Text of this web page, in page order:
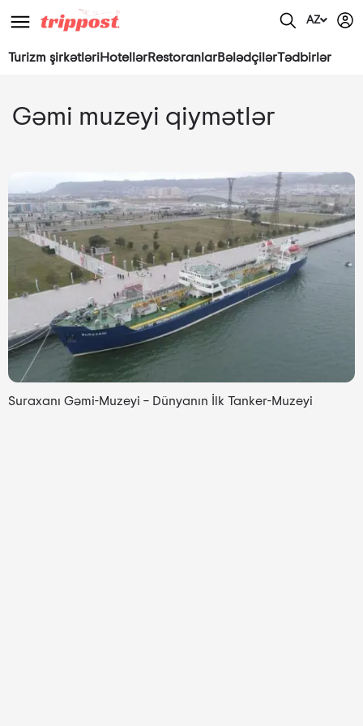
AZ
Turizm şirkətləriHotellərRestoranlarBələdçilərTədbirlər
Gəmi muzeyi qiymətlər
Suraxanı Gəmi-Muzeyi – Dünyanın İlk Tanker-Muzeyi